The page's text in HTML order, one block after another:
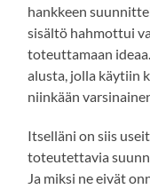
hankkeen
sisältö hahmottui
toteuttamaan
alusta, jolla käytiin
niinkään
Itselläni on siis
toteutettavia
Ja miksi ne eivät